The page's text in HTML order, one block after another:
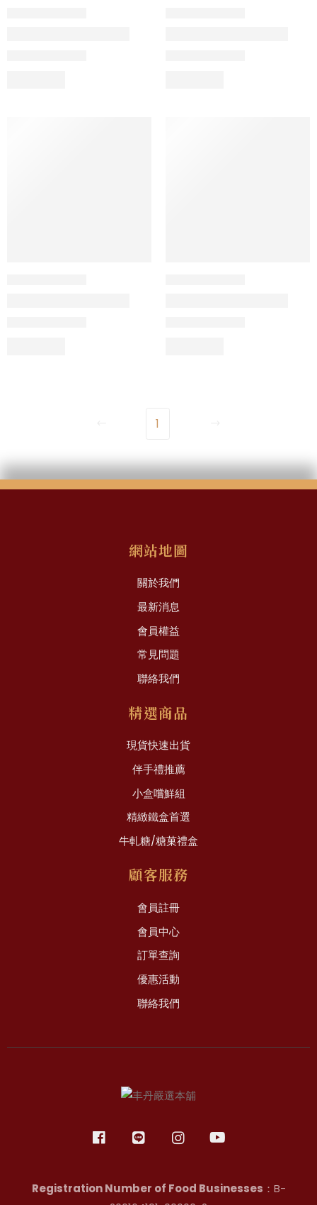
1
網站地圖
關於我們
最新消息
會員權益
常見問題
聯絡我們
精選商品
現貨快速出貨
伴手禮推薦
小盒嚐鮮組
精緻鐵盒首選
牛軋糖/糖菓禮盒
顧客服務
會員註冊
會員中心
訂單查詢
優惠活動
聯絡我們
Registration Number of Food Businesses ：B-